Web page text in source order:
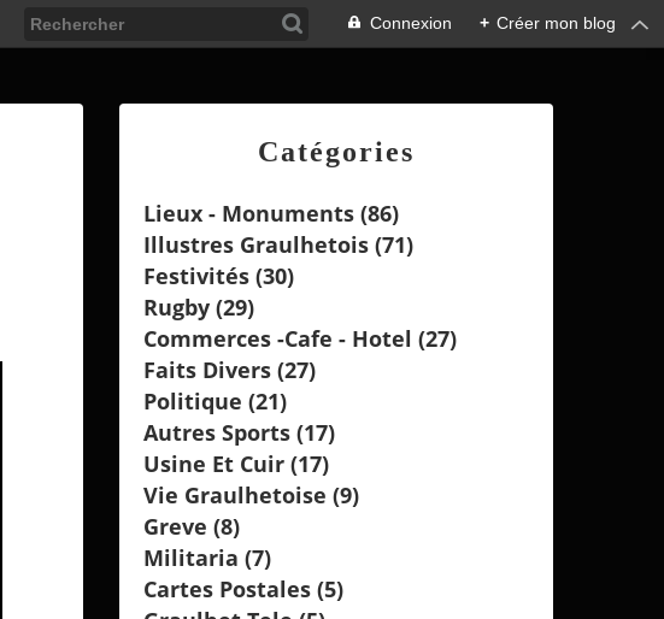
Connexion + Créer mon blog
Catégories
Lieux - Monuments (86)
Illustres Graulhetois (71)
Festivités (30)
Rugby (29)
Commerces -cafe - Hotel (27)
Faits Divers (27)
Politique (21)
Autres Sports (17)
Usine Et Cuir (17)
Vie Graulhetoise (9)
Greve (8)
Militaria (7)
Cartes Postales (5)